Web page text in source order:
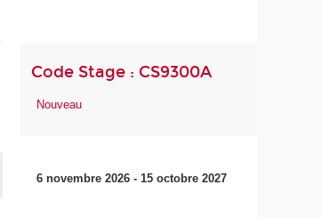
Code Stage : CS9300A
Nouveau
6 novembre 2026 - 15 octobre 2027